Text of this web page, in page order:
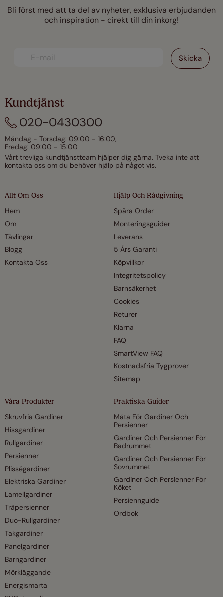
Bli först med att ta del av nyheter, exklusiva erbjudanden
och inspiration - direkt till din inkorg!
Allt Om Oss
Hem
Om
Tävlingar
Blogg
Kontakta Oss
Hjälp Och Rådgivning
Spåra Order
Monteringsguider
Leverans
5 Års Garanti
Köpvillkor
Integritetspolicy
Barnsäkerhet
Cookies
Returer
Klarna
FAQ
SmartView FAQ
Kostnadsfria Tygprover
Sitemap
Våra Produkter
Skruvfria Gardiner
Hissgardiner
Rullgardiner
Persienner
Plisségardiner
Elektriska Gardiner
Lamellgardiner
Träpersienner
Duo-Rullgardiner
Takgardiner
Panelgardiner
Barngardiner
Mörkläggande
Energismarta
Praktiska Guider
Mäta För Gardiner Och
Persienner
Gardiner Och Persienner För
Badrummet
Gardiner Och Persienner För
Sovrummet
Gardiner Och Persienner För
Köket
Persiennguide
Ordbok
Kundtjänst
020-0430300
Måndag - Torsdag: 09:00 - 16:00,
Fredag: 09:00 - 15:00
Vårt trevliga kundtjänstteam hjälper dig gärna. Tveka inte att
kontakta oss om du behöver hjälp på något vis.